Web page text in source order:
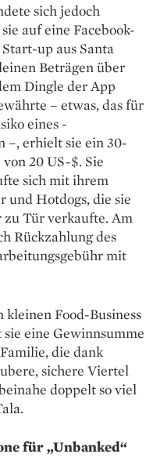
sich jedoch
auf eine Facebook-
up aus Santa
Beträgen über
Dingle der App
– etwas, das für
eines
–, erhielt sie ein 30-
20 US-$. Sie
sich mit ihrem
Hotdogs, die sie
Tür verkaufte. Am
Rückzahlung des
mit
Food-Business
eine Gewinnsumme
die dank
sichere Viertel
doppelt so viel
für „Unbanked“